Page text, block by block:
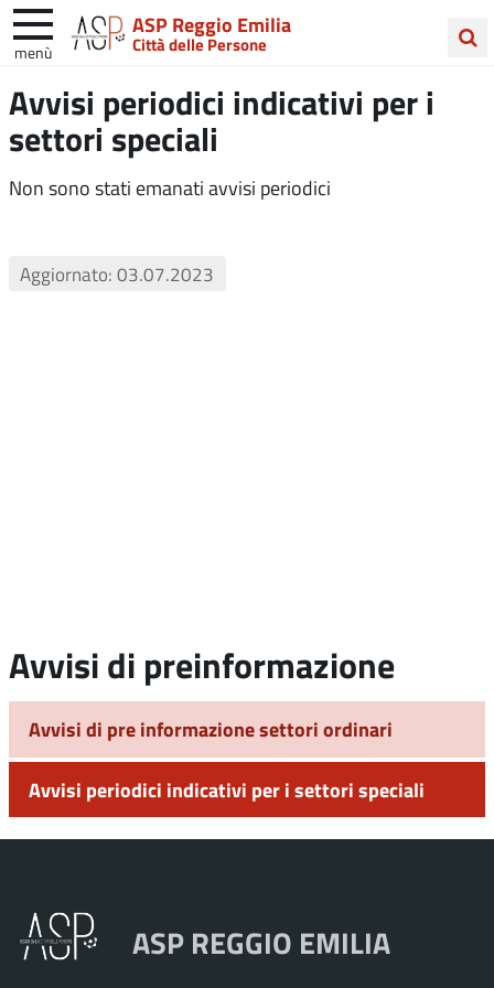
ASP Reggio Emilia
Città delle Persone
menù
nel
sito
Avvisi periodici indicativi per i
settori speciali
Non sono stati emanati avvisi periodici
Aggiornato: 03.07.2023
Avvisi di preinformazione
Avvisi di pre informazione settori ordinari
Avvisi periodici indicativi per i settori speciali
ASP REGGIO EMILIA